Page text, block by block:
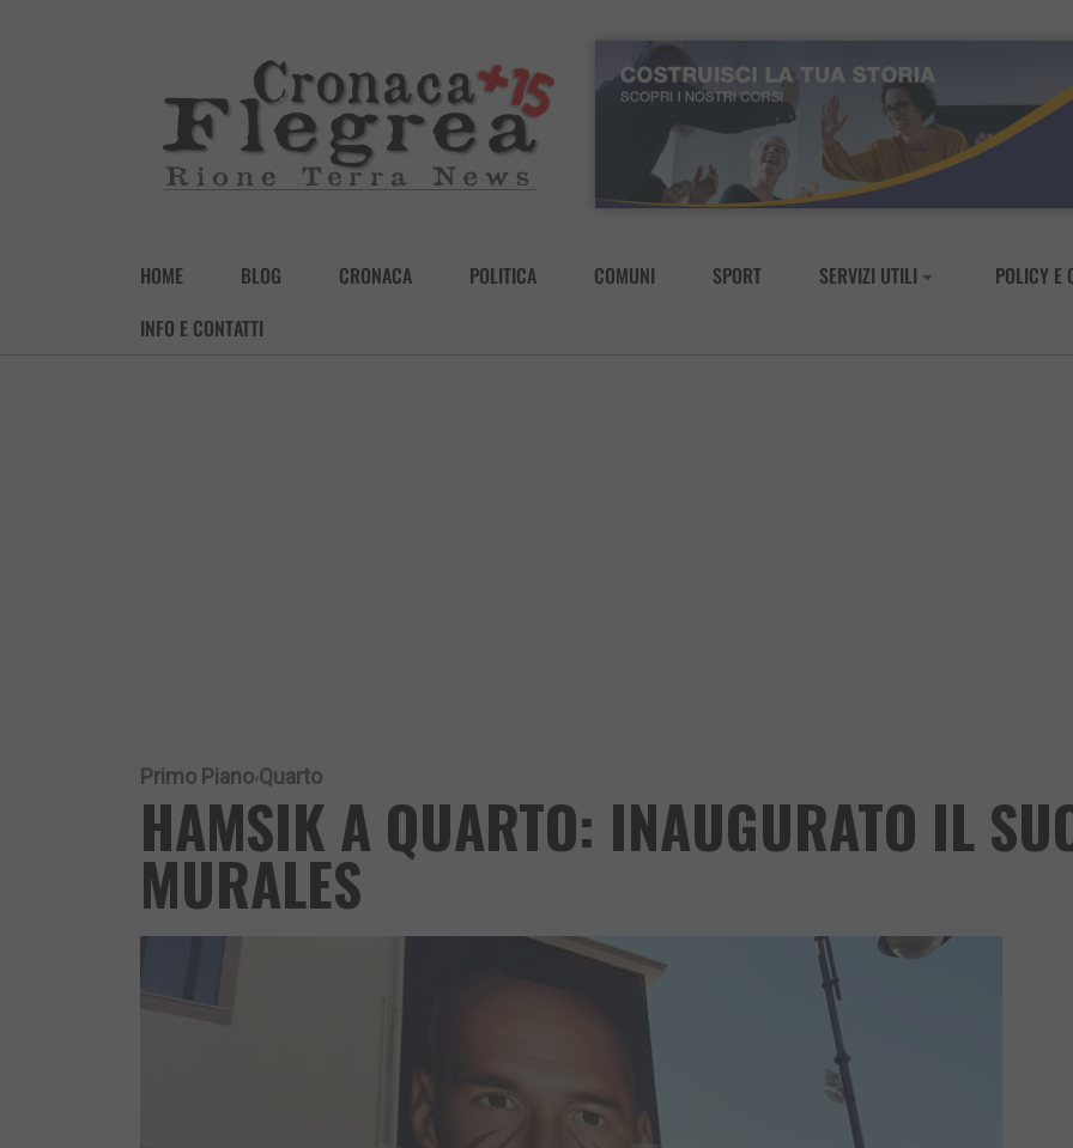
HOME BLOG CRONACA POLITICA COMUNI SPORT SERVIZI UTILI
POLICY E
INFO E CONTATTI
Primo Piano Quarto
HAMSIK A QUARTO: INAUGURATO IL
MURALES